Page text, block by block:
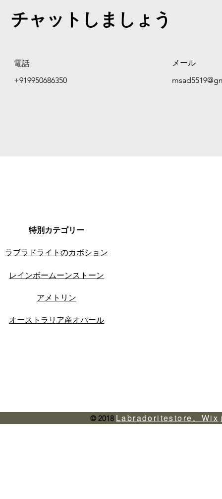
チャットしましょう
電話
+919950686350
メール
特別カテゴリー
ラブラドライトのカボション
レインボームーンストーン
アメトリン
オーストラリア産オパール
© 2018 Labradoritestore。Wix